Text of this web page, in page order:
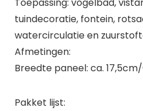
tuindecoratie, fontein,
watercirculatie en
Afmetingen:
Breedte paneel: ca.
Pakket lijst: